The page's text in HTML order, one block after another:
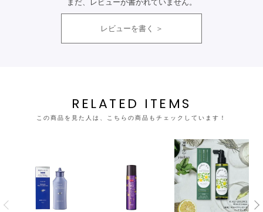
レビューを書く
RELATED ITEMS
この商品を見た人は、こちらの商品もチェックしています！